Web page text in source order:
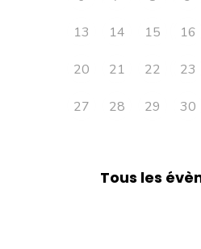
13
14 15 16
20 21 22 23
27 28 29 30
Tous les